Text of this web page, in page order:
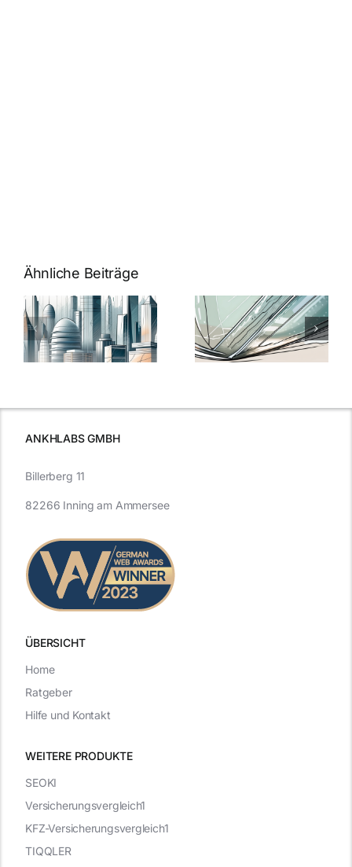
Ähnliche Beiträge
5 Gründe,
warum
Nanoversiegelung
auf Glas
7
Expertentipps
für maximale
ANKHLABS GMBH
ÜBERSICHT
WEITERE PRODUKTE
Billerberg 11
82266 Inning am Ammersee
SEOKI
Versicherungsvergleich1
KFZ-Versicherungsvergleich1
TIQQLER
Home
Ratgeber
Hilfe und Kontakt